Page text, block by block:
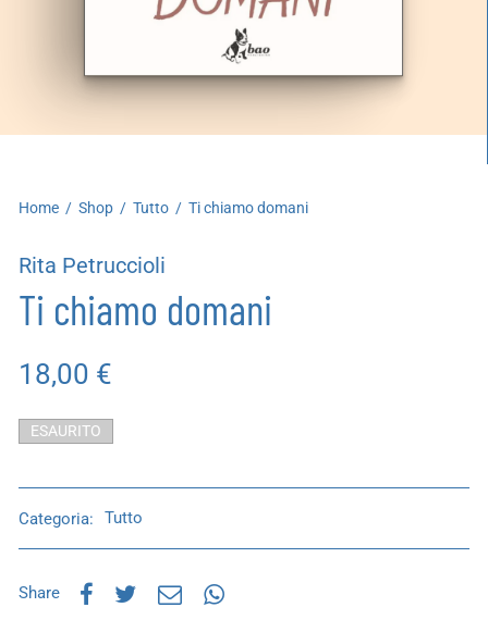
Home / Shop / Tutto / Ti chiamo domani
Rita Petruccioli
Ti chiamo domani
18,00 €
ESAURITO
Categoria: Tutto
Share